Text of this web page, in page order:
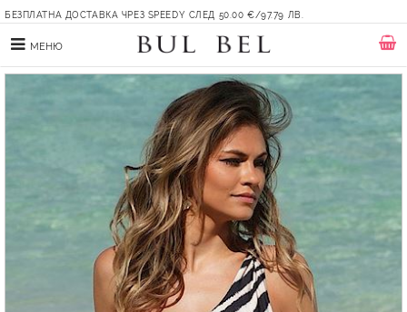
БЕЗПЛАТНА ДОСТАВКА ЧРЕЗ SPEEDY СЛЕД 50.00 €/97.79 ЛВ.
МЕНЮ